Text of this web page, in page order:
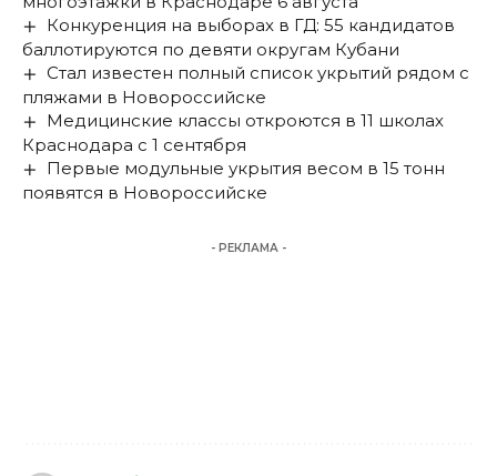
Конкуренция на выборах в ГД: 55 кандидатов
баллотируются по девяти округам Кубани
Стал известен полный список укрытий рядом с
пляжами в Новороссийске
Медицинские классы откроются в 11 школах
Краснодара с 1 сентября
Первые модульные укрытия весом в 15 тонн
появятся в Новороссийске
- РЕКЛАМА -